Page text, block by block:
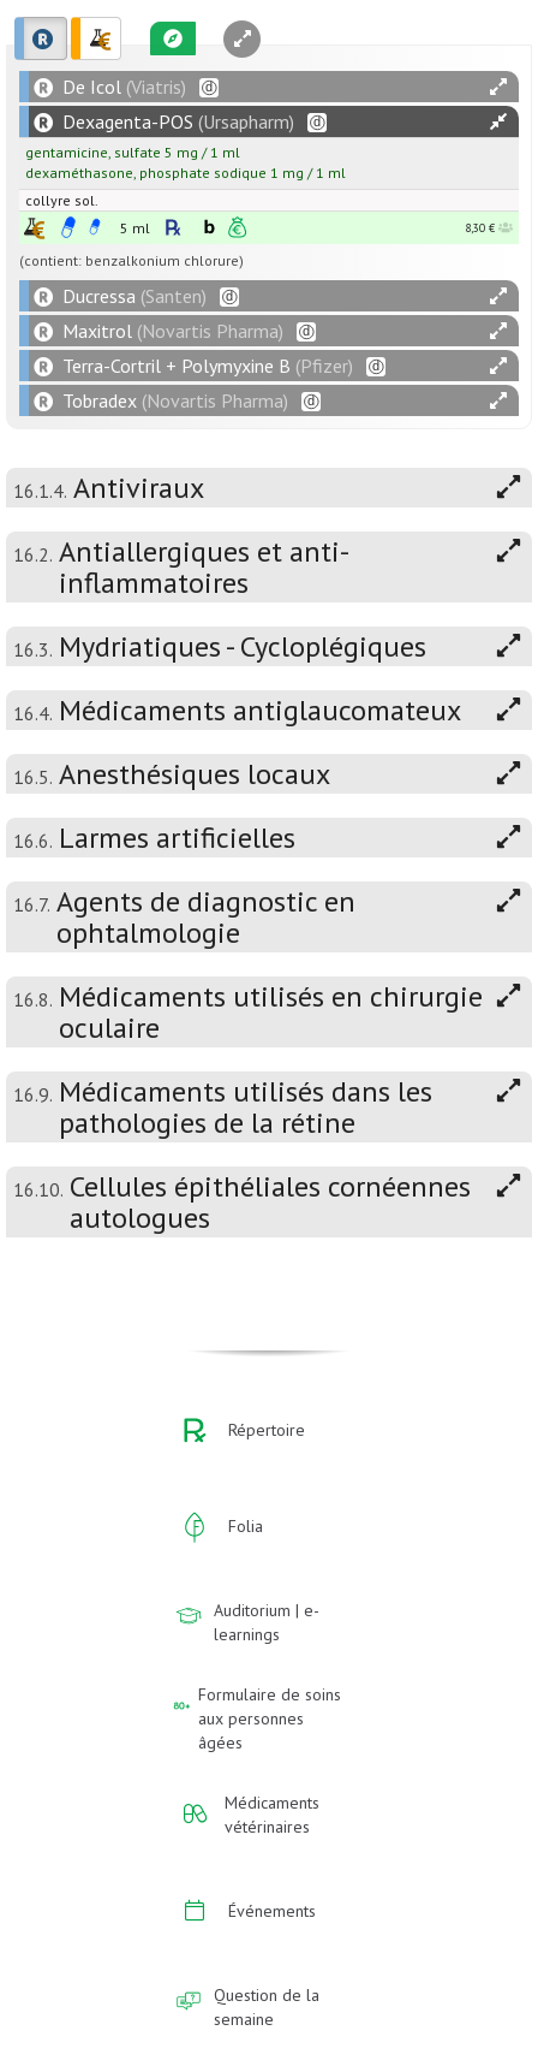
De Icol (Viatris)
Dexagenta-POS (Ursapharm)
gentamicine, sulfate 5 mg / 1 ml
dexaméthasone, phosphate sodique 1 mg / 1 ml
collyre sol.
5 ml
8,30 €
(contient: benzalkonium chlorure)
Ducressa (Santen)
Maxitrol (Novartis Pharma)
Terra-Cortril + Polymyxine B (Pfizer)
Tobradex (Novartis Pharma)
16.1.4. Antiviraux
16.2. Antiallergiques et anti-
inflammatoires
16.3. Mydriatiques - Cycloplégiques
16.4. Médicaments antiglaucomateux
16.5. Anesthésiques locaux
16.6. Larmes artificielles
16.7. Agents de diagnostic en
ophtalmologie
16.8. Médicaments utilisés en chirurgie
oculaire
16.9. Médicaments utilisés dans les
pathologies de la rétine
16.10. Cellules épithéliales cornéennes
autologues
Répertoire
Folia
Auditorium | e-
learnings
Formulaire de soins
aux personnes
âgées
Médicaments
vétérinaires
Événements
Question de la
semaine